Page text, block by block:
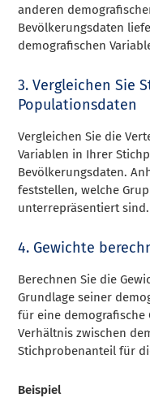
anderen
Bevölkerungsdaten
demografischen
3. Vergleichen Sie
Populationsdaten
Vergleichen Sie die
Variablen in Ihrer
Bevölkerungsdaten.
feststellen, welche
unterrepräsentiert sind.
4. Gewichte
Berechnen Sie die
Grundlage seiner
für eine demografische
Verhältnis zwischen
Stichprobenanteil für
Beispiel